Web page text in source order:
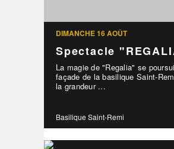
DIMANCHE 16 AOÛT
Spectacle
La magie de "Regalia" se
façade de la basilique Saint-
la grandeur ...
Basilique Saint-Remi